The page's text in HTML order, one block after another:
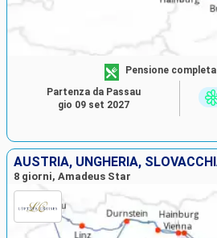
Pensione completa
Partenza da Passau
gio 09 set 2027
8 giorni, Amadeus Star